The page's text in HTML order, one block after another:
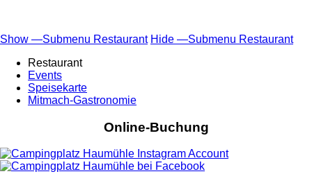
Submenu
Restaurant
Show —Submenu Restaurant Hide —Submenu Restaurant
Restaurant
Events
Speisekarte
Mitmach-Gastronomie
Online-Buchung